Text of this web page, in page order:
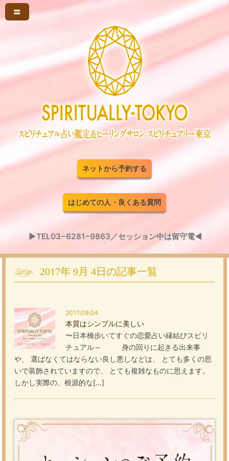
〓
ネットから予約する
はじめての人・良くある質問
▶TEL03−6281−9863／セッション中は留守電◀
2017年 9月 4日の記事一覧
2017.09.04
本質はシンプルに美しい
〜日本橋歩いてすぐの恋愛占い縁結びスピリ
チュアル～ 身の回りに起きる出来事
や、 選ばなくてはならない良し悪しなどは、 とても多くの思
いで装飾されていますので、 とても複雑なものに思えます。
しかし実際の、根源的な[…]